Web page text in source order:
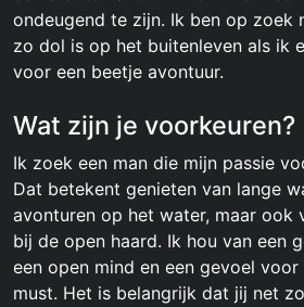
ondeugend te zijn. Ik ben op zoek
zo dol is op het buitenleven als ik
voor een beetje avontuur.
Wat zijn je voorkeuren?
Ik zoek een man die mijn passie
Dat betekent genieten van lange
avonturen op het water, maar ook
bij de open haard. Ik hou van een
een open mind en een gevoel
must. Het is belangrijk dat jij net